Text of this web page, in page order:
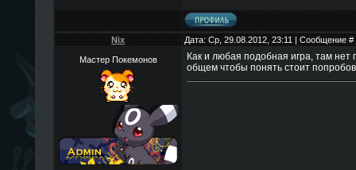
Nix Дата: Ср, 29.08.2012, 23:11 | Сообщение #
Мастер Покемонов
Как и любая подобная игра, там нет
общем чтобы понять стоит